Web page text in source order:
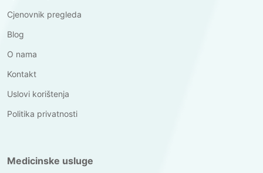
Cjenovnik pregleda
Blog
O nama
Kontakt
Uslovi korištenja
Politika privatnosti
Medicinske usluge